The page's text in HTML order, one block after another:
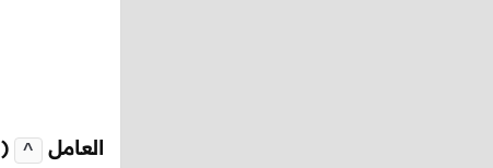
العامل ^
(